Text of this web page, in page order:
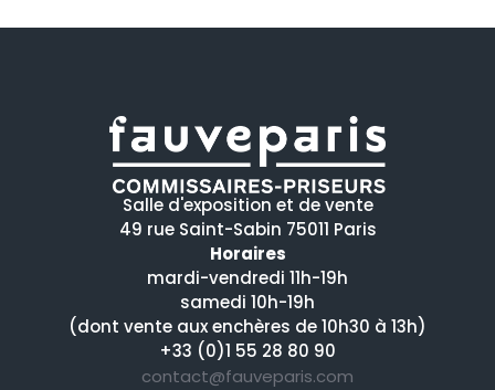
Salle d'exposition et de vente
49 rue Saint-Sabin 75011 Paris
Horaires
mardi-vendredi 11h-19h
samedi 10h-19h
(dont vente aux enchères de 10h30 à 13h)
+33 (0)1 55 28 80 90
contact@fauveparis.com